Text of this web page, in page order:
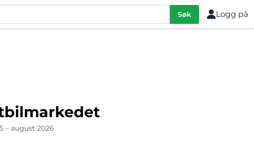
Søk Logg på
– august 2026